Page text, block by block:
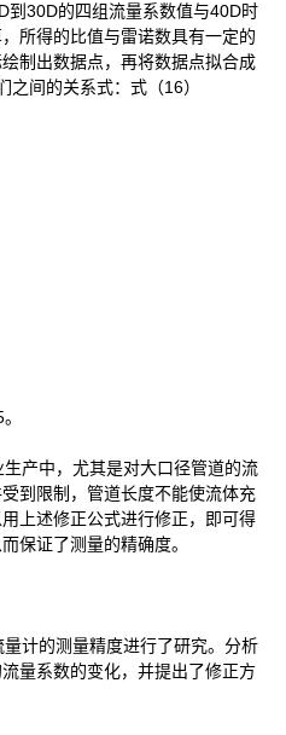
30D的四组流量系数值与40D时
所得的比值与雷诺数具有一定的
制出数据点，再将数据点拟合成
之间的关系式：式（16）
产中，尤其是对大口径管道的流
到限制，管道长度不能使流体充
上述修正公式进行修正，即可得
保证了测量的精确度。
计的测量精度进行了研究。分析
量系数的变化，并提出了修正方